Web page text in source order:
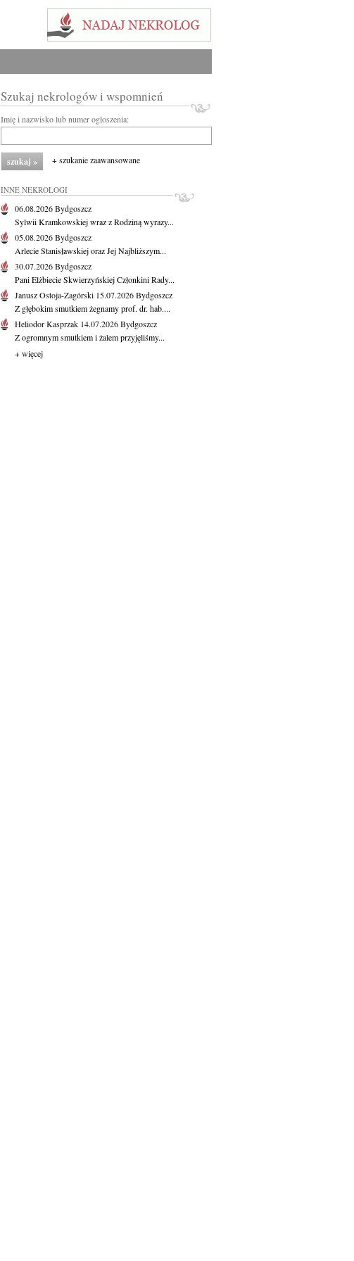
Szukaj nekrologów i wspomnień
Imię i nazwisko lub numer ogłoszenia:
+ szukanie zaawansowane
INNE NEKROLOGI
06.08.2026Bydgoszcz
Sylwii Kramkowskiej wraz z Rodziną wyrazy...
05.08.2026Bydgoszcz
Arlecie Stanisławskiej oraz Jej Najbliższym...
30.07.2026Bydgoszcz
Pani Elżbiecie Skwierzyńskiej Członkini Rady...
Janusz Ostoja-Zagórski 15.07.2026Bydgoszcz
Z głębokim smutkiem żegnamy prof. dr. hab....
Heliodor Kasprzak 14.07.2026Bydgoszcz
Z ogromnym smutkiem i żalem przyjęliśmy...
+ więcej